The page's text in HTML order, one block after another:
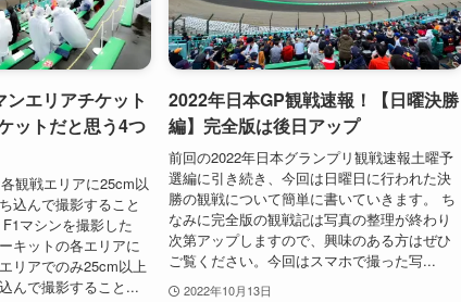
エリアチケット
ットだと思う4つ
観戦エリアに25cm以
込んで撮影すること
マシンを撮影した
キットの各エリアに
リアでのみ25cm以上
んで撮影すること...
2022年日本GP観戦速報！【日曜決勝
編】完全版は後日アップ
前回の2022年日本グランプリ観戦速報土曜予
選編に引き続き、今回は日曜日に行われた決
勝の観戦について簡単に書いていきます。 ち
なみに完全版の観戦記は写真の整理が終わり
次第アップしますので、興味のある方はぜひ
ご覧ください。今回はスマホで撮った写...
2022年10月13日